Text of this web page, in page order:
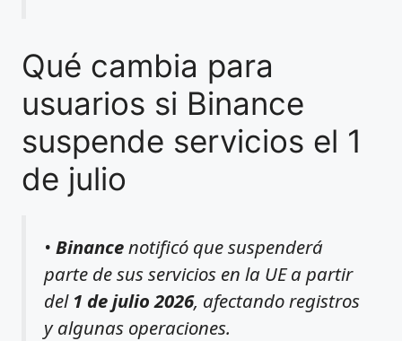
Qué cambia para
usuarios si Binance
suspende servicios el 1
de julio
• Binancenotificó que suspenderá
parte de sus servicios en la UE a partir
del 1 de julio 2026, afectando registros
y algunas operaciones.